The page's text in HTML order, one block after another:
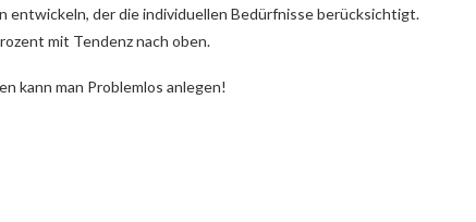
entwickeln, der die individuellen Bedürfnisse berücksichtigt.
mit Tendenz nach oben.
kann man Problemlos anlegen!